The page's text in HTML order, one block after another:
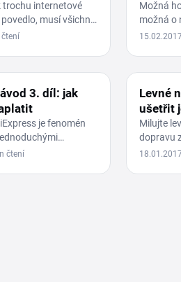
trochu internetové
musí všichni
svou roli. Co když
Možná
možná o
po něm
3. díl: jak
je fenomén
objednat zboží z
čtení
NÁKUPY
Levné
ušetřit
Milujte
dopravu
Tak to